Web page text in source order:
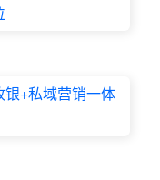
+私域营销一体